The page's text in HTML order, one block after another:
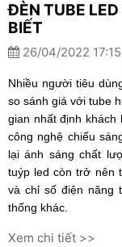
ĐÈN TUBE
BIẾT
26/04/2022 17:15
Nhiều người tiêu
so sánh giá với tube
gian nhất định
công nghệ chiếu
lại ánh sáng chất
tuýp led còn trở nên
và chỉ số điện năng
thống khác.
Xem chi tiết >>